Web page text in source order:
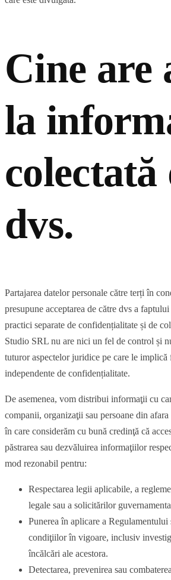
Cine are
la
colectată
dvs.
Partajarea datelor personale către terți în
presupune acceptarea de către dvs a
practici separate de confidențialitate și de
Studio SRL nu are nici un fel de control și
tuturor aspectelor juridice pe care le implică
independente de confidențialitate.
De asemenea, vom distribui informaţii cu
companii, organizaţii sau persoane din
în care considerăm cu bună credinţă că
păstrarea sau dezvăluirea informaţiilor
mod rezonabil pentru:
Respectarea legii aplicabile, a
legale sau a solicitărilor
Punerea în aplicare a
condiţiilor în vigoare, inclusiv
încălcări ale acestora.
Detectarea, prevenirea sau